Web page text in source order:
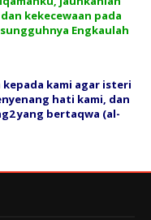
kekecewaan pada
Engkaulah
kami agar isteri
hati kami, dan
yang bertaqwa (al-